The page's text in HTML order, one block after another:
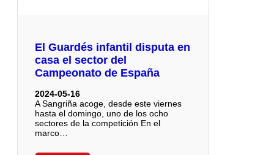
El Guardés infantil disputa en
casa el sector del
Campeonato de España
2024-05-16
A Sangriña acoge, desde este viernes
hasta el domingo, uno de los ocho
sectores de la competición En el
marco…